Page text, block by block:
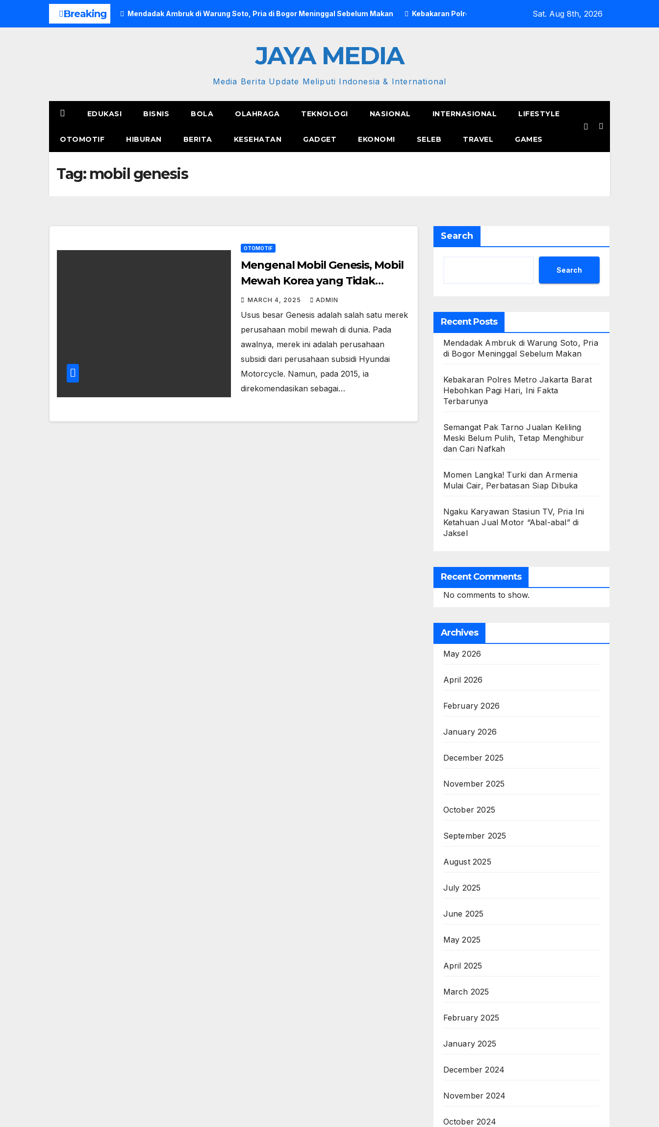
Breaking Mendadak Ambruk di Warung Soto, Pria di Bogor Meninggal Sebelum Makan Kebakaran Polres Metro Jakarta Barat Hebohkan Pagi Hari, Ini Fakta
Sat. Aug 8th, 2026
JAYA MEDIA
Media Berita Update Meliputi Indonesia & International
EDUKASI BISNIS BOLA OLAHRAGA TEKNOLOGI NASIONAL INTERNASIONAL LIFESTYLE
OTOMOTIF HIBURAN BERITA KESEHATAN GADGET EKONOMI SELEB TRAVEL GAMES
Tag: mobil genesis
OTOMOTIF
Mengenal Mobil Genesis, Mobil
Mewah Korea yang Tidak
Masuk RI
MARCH 4, 2025 ADMIN
Usus besar Genesis adalah salah satu merek
perusahaan mobil mewah di dunia. Pada
awalnya, merek ini adalah perusahaan
subsidi dari perusahaan subsidi Hyundai
Motorcycle. Namun, pada 2015, ia
direkomendasikan sebagai…
Search
Search
Recent Posts
Mendadak Ambruk di Warung Soto, Pria
di Bogor Meninggal Sebelum Makan
Kebakaran Polres Metro Jakarta Barat
Hebohkan Pagi Hari, Ini Fakta
Terbarunya
Semangat Pak Tarno Jualan Keliling
Meski Belum Pulih, Tetap Menghibur
dan Cari Nafkah
Momen Langka! Turki dan Armenia
Mulai Cair, Perbatasan Siap Dibuka
Ngaku Karyawan Stasiun TV, Pria Ini
Ketahuan Jual Motor “Abal-abal” di
Jaksel
Recent Comments
No comments to show.
Archives
May 2026
April 2026
February 2026
January 2026
December 2025
November 2025
October 2025
September 2025
August 2025
July 2025
June 2025
May 2025
April 2025
March 2025
February 2025
January 2025
December 2024
November 2024
October 2024